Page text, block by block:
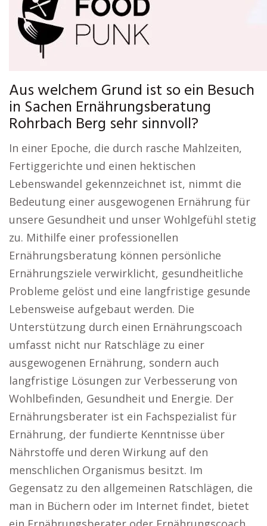
Aus welchem Grund ist so ein Besuch
in Sachen Ernährungsberatung
Rohrbach Berg sehr sinnvoll?
In einer Epoche, die durch rasche Mahlzeiten,
Fertiggerichte und einen hektischen
Lebenswandel gekennzeichnet ist, nimmt die
Bedeutung einer ausgewogenen Ernährung für
unsere Gesundheit und unser Wohlgefühl stetig
zu. Mithilfe einer professionellen
Ernährungsberatung können persönliche
Ernährungsziele verwirklicht, gesundheitliche
Probleme gelöst und eine langfristige gesunde
Lebensweise aufgebaut werden. Die
Unterstützung durch einen Ernährungscoach
umfasst nicht nur Ratschläge zu einer
ausgewogenen Ernährung, sondern auch
langfristige Lösungen zur Verbesserung von
Wohlbefinden, Gesundheit und Energie. Der
Ernährungsberater ist ein Fachspezialist für
Ernährung, der fundierte Kenntnisse über
Nährstoffe und deren Wirkung auf den
menschlichen Organismus besitzt. Im
Gegensatz zu den allgemeinen Ratschlägen, die
man in Büchern oder im Internet findet, bietet